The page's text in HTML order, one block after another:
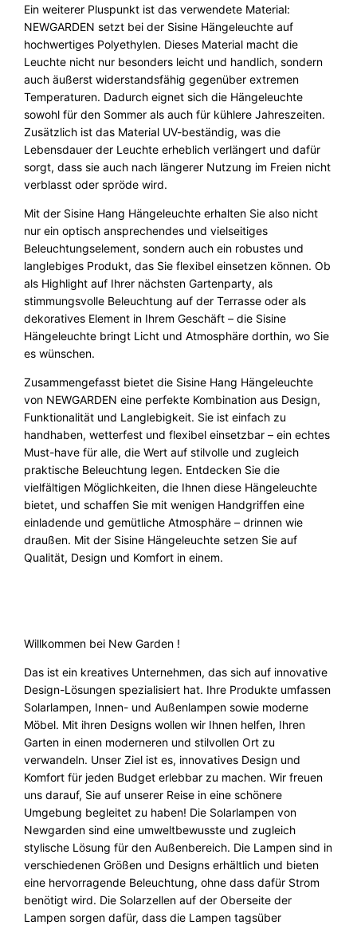
Ein weiterer Pluspunkt ist das verwendete Material:
NEWGARDEN setzt bei der Sisine Hängeleuchte auf
hochwertiges Polyethylen. Dieses Material macht die
Leuchte nicht nur besonders leicht und handlich, sondern
auch äußerst widerstandsfähig gegenüber extremen
Temperaturen. Dadurch eignet sich die Hängeleuchte
sowohl für den Sommer als auch für kühlere Jahreszeiten.
Zusätzlich ist das Material UV-beständig, was die
Lebensdauer der Leuchte erheblich verlängert und dafür
sorgt, dass sie auch nach längerer Nutzung im Freien nicht
verblasst oder spröde wird.
Mit der Sisine Hang Hängeleuchte erhalten Sie also nicht
nur ein optisch ansprechendes und vielseitiges
Beleuchtungselement, sondern auch ein robustes und
langlebiges Produkt, das Sie flexibel einsetzen können. Ob
als Highlight auf Ihrer nächsten Gartenparty, als
stimmungsvolle Beleuchtung auf der Terrasse oder als
dekoratives Element in Ihrem Geschäft – die Sisine
Hängeleuchte bringt Licht und Atmosphäre dorthin, wo Sie
es wünschen.
Zusammengefasst bietet die Sisine Hang Hängeleuchte
von NEWGARDEN eine perfekte Kombination aus Design,
Funktionalität und Langlebigkeit. Sie ist einfach zu
handhaben, wetterfest und flexibel einsetzbar – ein echtes
Must-have für alle, die Wert auf stilvolle und zugleich
praktische Beleuchtung legen. Entdecken Sie die
vielfältigen Möglichkeiten, die Ihnen diese Hängeleuchte
bietet, und schaffen Sie mit wenigen Handgriffen eine
einladende und gemütliche Atmosphäre – drinnen wie
draußen. Mit der Sisine Hängeleuchte setzen Sie auf
Qualität, Design und Komfort in einem.
Willkommen bei New Garden !
Das ist ein kreatives Unternehmen, das sich auf innovative
Design-Lösungen spezialisiert hat. Ihre Produkte umfassen
Solarlampen, Innen- und Außenlampen sowie moderne
Möbel. Mit ihren Designs wollen wir Ihnen helfen, Ihren
Garten in einen moderneren und stilvollen Ort zu
verwandeln. Unser Ziel ist es, innovatives Design und
Komfort für jeden Budget erlebbar zu machen. Wir freuen
uns darauf, Sie auf unserer Reise in eine schönere
Umgebung begleitet zu haben! Die Solarlampen von
Newgarden sind eine umweltbewusste und zugleich
stylische Lösung für den Außenbereich. Die Lampen sind in
verschiedenen Größen und Designs erhältlich und bieten
eine hervorragende Beleuchtung, ohne dass dafür Strom
benötigt wird. Die Solarzellen auf der Oberseite der
Lampen sorgen dafür, dass die Lampen tagsüber